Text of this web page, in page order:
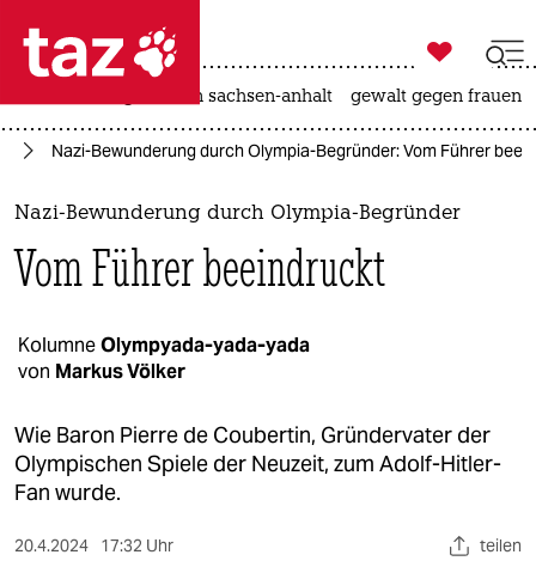
 taz zahl ich
taz zahl ich
themen
politik
gesellschaft
kultur
sport
berlin

taz zahl ich
landtagswahl in sachsen-anhalt gewalt gegen frauen
Nazi-Bewunderung durch Olympia-Begründer: Vom Führer
Nazi-Bewunderung durch Olympia-Begründer
Vom Führer beeindruckt
KolumneOlympyada-yada-yada
von Markus Völker
Wie Baron Pierre de Coubertin, Gründervater der
Olympischen Spiele der Neuzeit, zum Adolf-Hitler-
Fan wurde.
20.4.2024 17:32 Uhr teilen